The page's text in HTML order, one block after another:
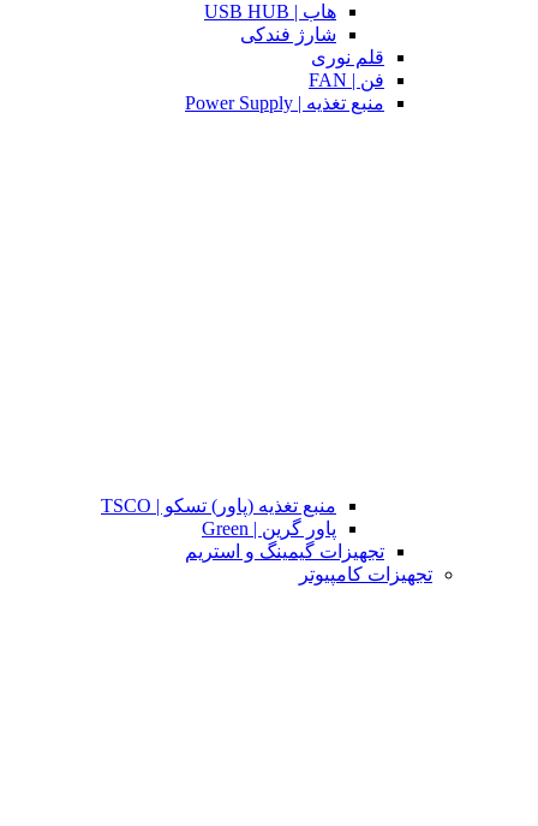
هاب | USB HUB
شارژ فندکی
قلم نوری
فن | FAN
منبع تغذیه | Power Supply
منبع تغذیه (پاور) تسکو | TSCO
پاور گرین | Green
تجهیزات گیمینگ و استریم
تجهیزات کامپیوتر